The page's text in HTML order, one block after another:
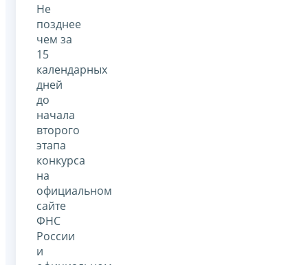
Не
позднее
чем за
15
календарных
дней
до
начала
второго
этапа
конкурса
на
официальном
сайте
ФНС
России
и